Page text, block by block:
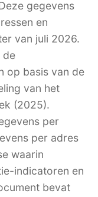
gegevens
en
van juli 2026.
de
op basis van de
van het
(2025).
per
per adres
waarin
indicatoren en
bevat